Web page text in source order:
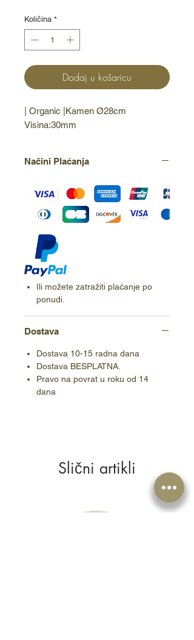
Količina *
Dodaj u košaricu
| Organic |Kamen Ø28cm
Visina:30mm
Načini Plaćanja
Ili možete zatražiti plaćanje po
ponudi.
Dostava
Dostava 10-15 radna dana
Dostava BESPLATNA.
Pravo na povrat u roku od 14
dana
Slični artikli